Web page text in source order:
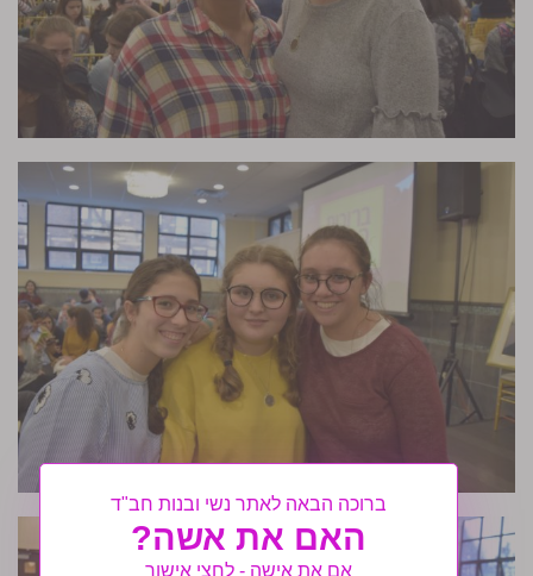
ברוכה הבאה לאתר נשי ובנות חב"ד
האם את אשה?
אם את אישה - לחצי אישור